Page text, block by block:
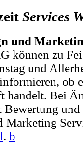
Services
und
können zu
und
ob
handelt. Bei
Bewertung
Marketing
. b